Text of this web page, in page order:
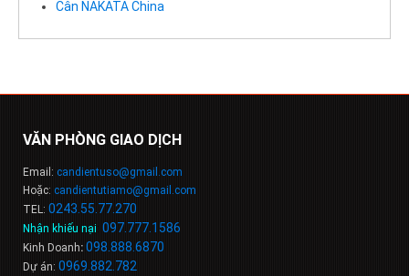
Cân NAKATA China
VĂN PHÒNG GIAO DỊCH
Email: candientuso@gmail.com
Hoặc: candientutiamo@gmail.com
TEL: 0243.55.77.270
Nhận khiếu nại 097.777.1586
Kinh Doanh: 098 888 6870
Dự án: 0969.882.782